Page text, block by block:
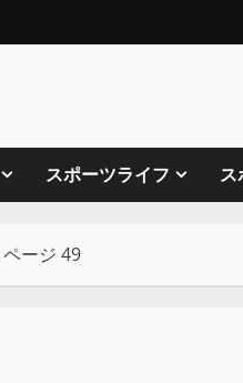
スポーツライフ ス
ページ 49